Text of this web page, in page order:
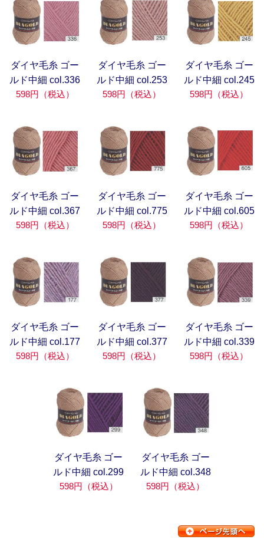
ダイヤ毛糸 ゴー
ルド中細 col.336
598円（税込）
ダイヤ毛糸 ゴー
ルド中細 col.253
598円（税込）
ダイヤ毛糸 ゴー
ルド中細 col.245
598円（税込）
ダイヤ毛糸 ゴー
ルド中細 col.367
598円（税込）
ダイヤ毛糸 ゴー
ルド中細 col.775
598円（税込）
ダイヤ毛糸 ゴー
ルド中細 col.605
598円（税込）
ダイヤ毛糸 ゴー
ルド中細 col.177
598円（税込）
ダイヤ毛糸 ゴー
ルド中細 col.377
598円（税込）
ダイヤ毛糸 ゴー
ルド中細 col.339
598円（税込）
ダイヤ毛糸 ゴー
ルド中細 col.299
598円（税込）
ダイヤ毛糸 ゴー
ルド中細 col.348
598円（税込）